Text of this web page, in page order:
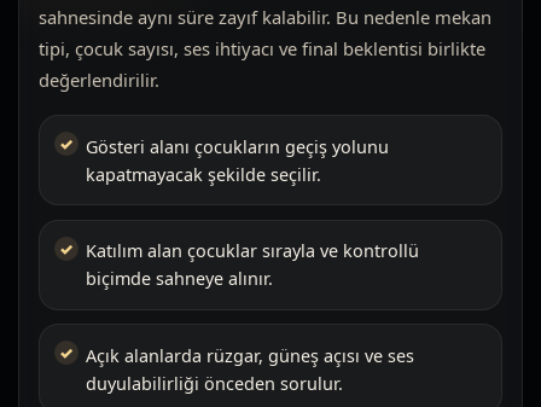
sahnesinde aynı süre zayıf kalabilir. Bu nedenle mekan
tipi, çocuk sayısı, ses ihtiyacı ve final beklentisi birlikte
değerlendirilir.
Gösteri alanı çocukların geçiş yolunu
kapatmayacak şekilde seçilir.
Katılım alan çocuklar sırayla ve kontrollü
biçimde sahneye alınır.
Açık alanlarda rüzgar, güneş açısı ve ses
duyulabilirliği önceden sorulur.